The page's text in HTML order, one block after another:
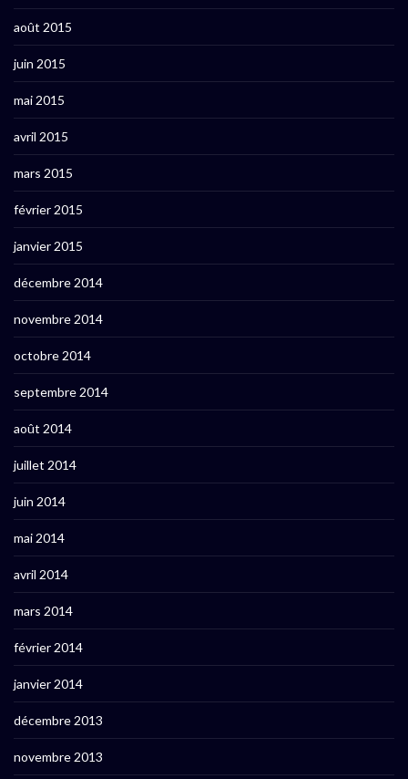
août 2015
juin 2015
mai 2015
avril 2015
mars 2015
février 2015
janvier 2015
décembre 2014
novembre 2014
octobre 2014
septembre 2014
août 2014
juillet 2014
juin 2014
mai 2014
avril 2014
mars 2014
février 2014
janvier 2014
décembre 2013
novembre 2013